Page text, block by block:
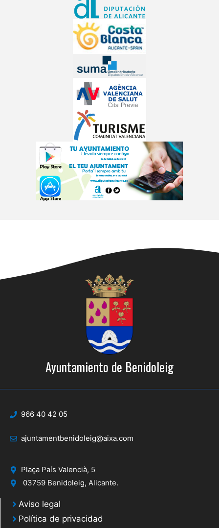
Ayuntamiento de Benidoleig
966 40 42 05
ajuntamentbenidoleig@aixa.com
Plaça País Valencià, 5
03759 Benidoleig, Alicante.
Aviso legal
Política de privacidad